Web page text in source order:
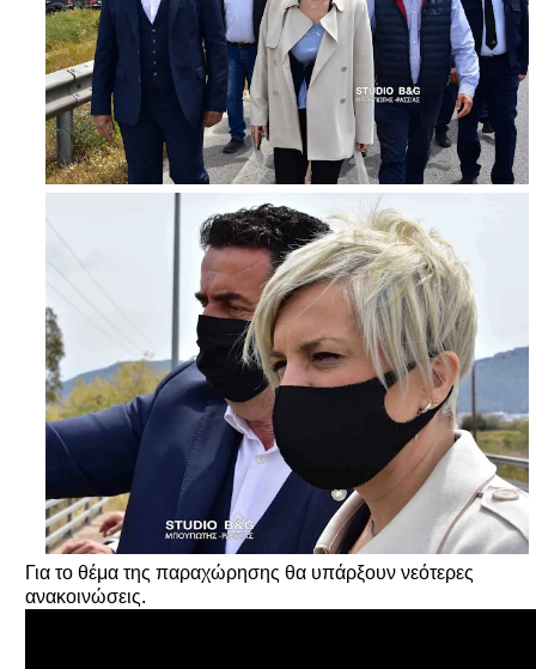
Για το θέμα της παραχώρησης θα υπάρξουν νεότερες
ανακοινώσεις.